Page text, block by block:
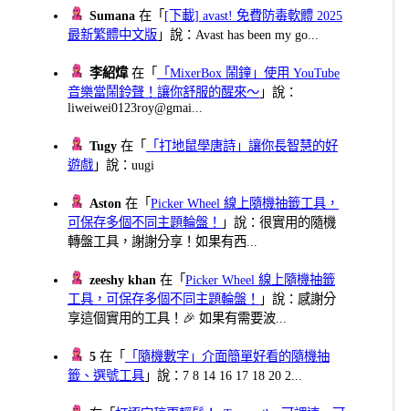
Sumana 在「 [下載] avast! 免費防毒軟體 2025
最新繁體中文版 」說：Avast has been my go...
李紹煒在「
「MixerBox 鬧鐘」使用 YouTube
音樂當鬧鈴聲！讓你舒服的醒來～ 」說：
liweiwei0123roy@gmai...
Tugy 在「
「打地鼠學唐詩」讓你長智慧的好
遊戲 」說：uugi
Aston 在「Picker Wheel 線上隨機抽籤工具，
可保存多個不同主題輪盤！
」說：很實用的隨機
轉盤工具，謝謝分享！如果有西...
zeeshy khan 在「Picker Wheel 線上隨機抽籤
工具，可保存多個不同主題輪盤！
」說：感謝分
享這個實用的工具！🎉 如果有需要波...
5 在「
「隨機數字」介面簡單好看的隨機抽
籤、選號工具 」說：7 8 14 16 17 18 20 2...